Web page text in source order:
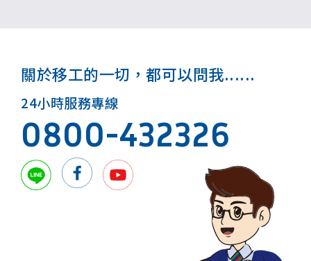
關於移工的一切，都可以問我......
24小時服務專線
0800-432326